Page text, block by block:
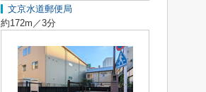
文京水道郵便局
約172m／3分